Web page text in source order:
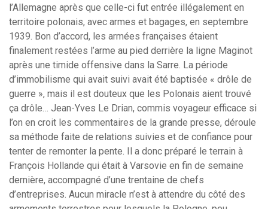
l’Allemagne après que celle-ci fut entrée illégalement en
territoire polonais, avec armes et bagages, en septembre
1939. Bon d’accord, les armées françaises étaient
finalement restées l’arme au pied derrière la ligne Maginot
après une timide offensive dans la Sarre. La période
d’immobilisme qui avait suivi avait été baptisée « drôle de
guerre », mais il est douteux que les Polonais aient trouvé
ça drôle… Jean-Yves Le Drian, commis voyageur efficace si
l’on en croit les commentaires de la grande presse, déroule
sa méthode faite de relations suivies et de confiance pour
tenter de remonter la pente. Il a donc préparé le terrain à
François Hollande qui était à Varsovie en fin de semaine
dernière, accompagné d’une trentaine de chefs
d’entreprises. Aucun miracle n’est à attendre du côté des